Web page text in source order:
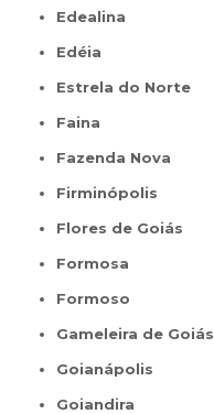
Edealina
Edéia
Estrela do Norte
Faina
Fazenda Nova
Firminópolis
Flores de Goiás
Formosa
Formoso
Gameleira de Goiás
Goianápolis
Goiandira